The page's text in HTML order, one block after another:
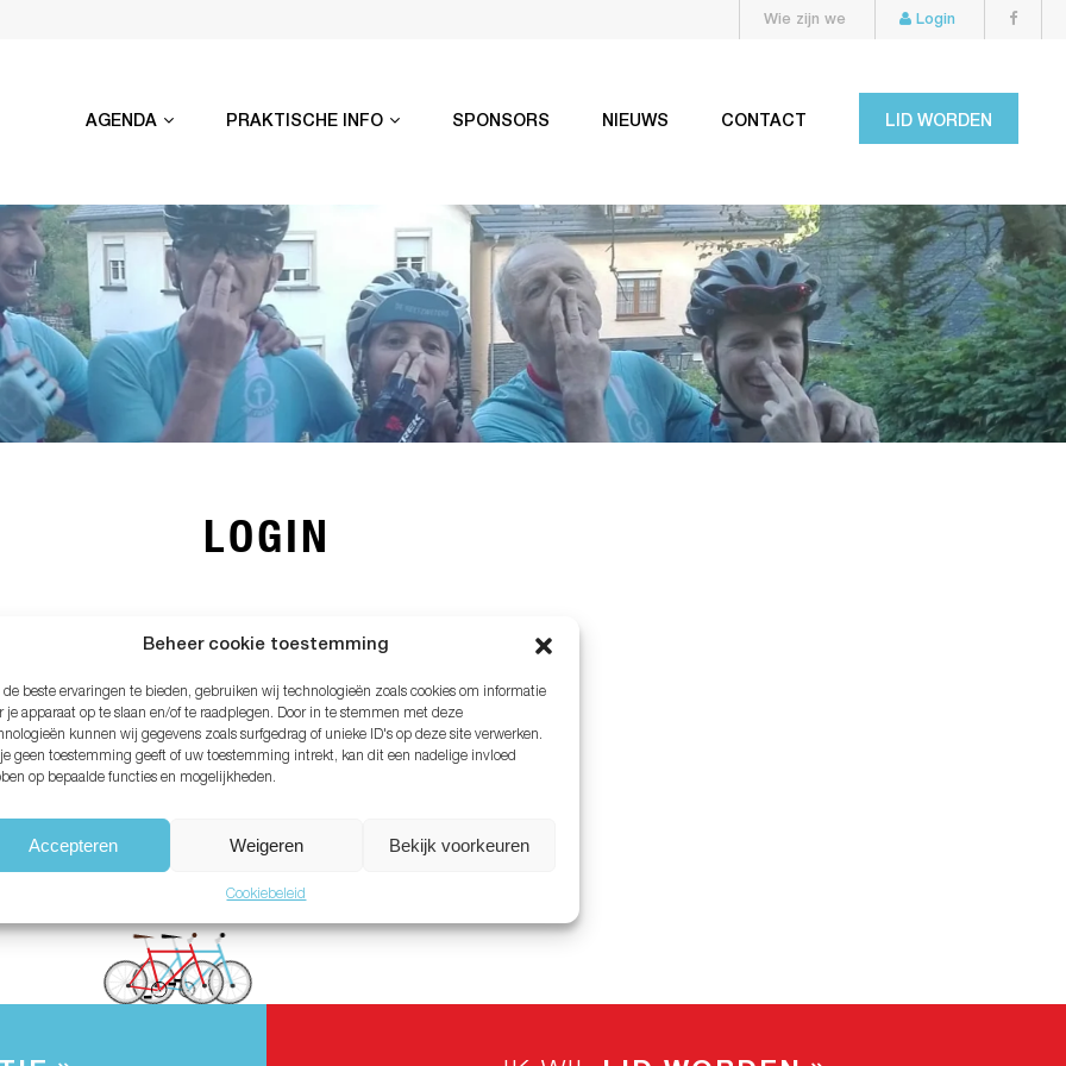
Beheer cookie toestemming
de beste ervaringen te bieden, gebruiken wij technologieën zoals cookies om informatie
je apparaat op te slaan en/of te raadplegen. Door in te stemmen met deze
kunnen wij gegevens zoals surfgedrag of unieke ID's op deze site verwerken.
geen toestemming geeft of uw toestemming intrekt, kan dit een nadelige invloed
op bepaalde functies en mogelijkheden.
Accepteren Weigeren Bekijk voorkeuren
Cookiebeleid
Wie zijn we Login
AGENDA PRAKTISCHE INFO SPONSORS NIEUWS CONTACT LID WORDEN
LOGIN
vergeten?